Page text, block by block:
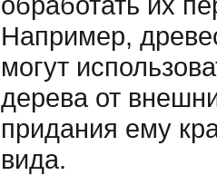
Например,
могут
дерева от
придания ему
вида.